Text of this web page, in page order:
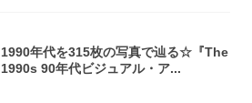
1990年代を315枚の写真で辿る☆『The
1990s 90年代ビジュアル・ア...